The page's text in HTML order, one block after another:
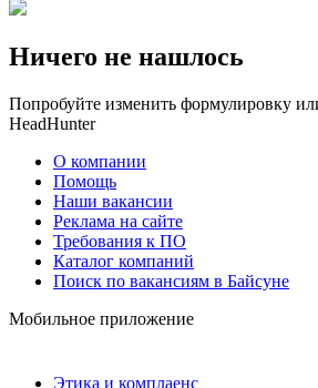
Ничего не нашлось
Попробуйте изменить формулировку
HeadHunter
О компании
Помощь
Наши вакансии
Реклама на сайте
Требования к ПО
Каталог компаний
Поиск по вакансиям в Байсуне
Мобильное приложение
Этика и комплаенс